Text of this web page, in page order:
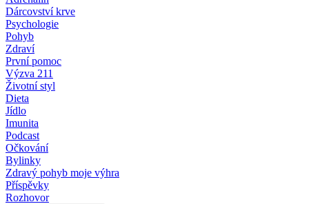
Dárcovství krve
Psychologie
Pohyb
Zdraví
První pomoc
Výzva 211
Životní styl
Dieta
Jídlo
Imunita
Podcast
Očkování
Bylinky
Zdravý pohyb moje výhra
Příspěvky
Rozhovor